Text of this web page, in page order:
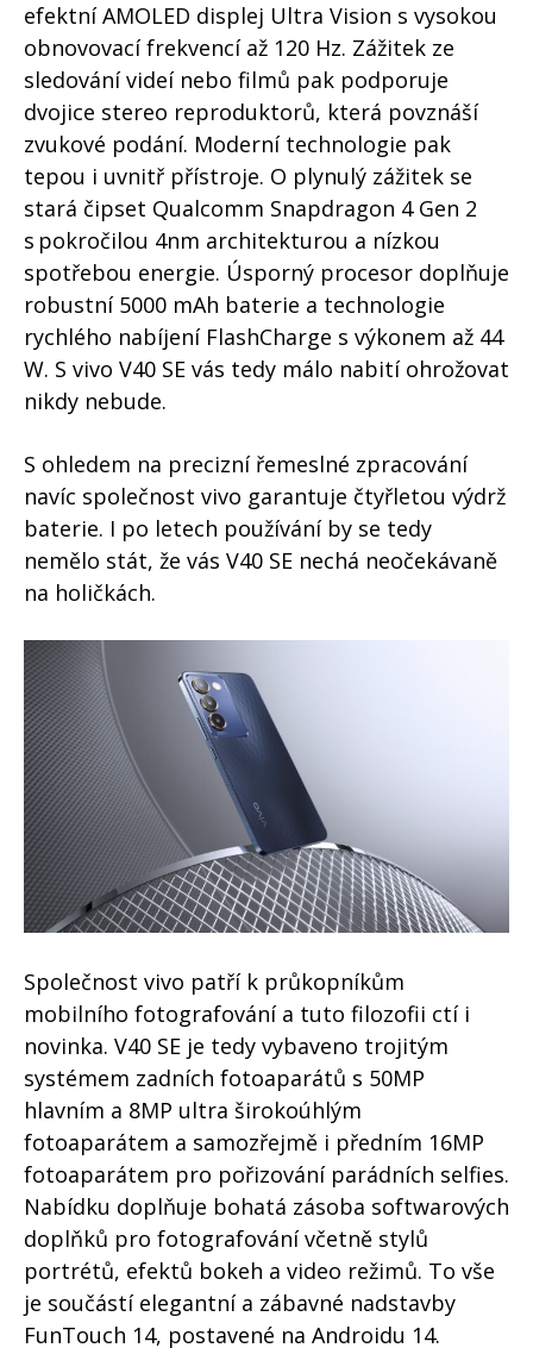
efektní AMOLED displej Ultra Vision s vysokou
obnovovací frekvencí až 120 Hz. Zážitek ze
sledování videí nebo filmů pak podporuje
dvojice stereo reproduktorů, která povznáší
zvukové podání. Moderní technologie pak
tepou i uvnitř přístroje. O plynulý zážitek se
stará čipset Qualcomm Snapdragon 4 Gen 2
s pokročilou 4nm architekturou a nízkou
spotřebou energie. Úsporný procesor doplňuje
robustní 5000 mAh baterie a technologie
rychlého nabíjení FlashCharge s výkonem až 44
W. S vivo V40 SE vás tedy málo nabití ohrožovat
nikdy nebude.
S ohledem na precizní řemeslné zpracování
navíc společnost vivo garantuje čtyřletou výdrž
baterie. I po letech používání by se tedy
nemělo stát, že vás V40 SE nechá neočekávaně
na holičkách.
Společnost vivo patří k průkopníkům
mobilního fotografování a tuto filozofii ctí i
novinka. V40 SE je tedy vybaveno trojitým
systémem zadních fotoaparátů s 50MP
hlavním a 8MP ultra širokoúhlým
fotoaparátem a samozřejmě i předním 16MP
fotoaparátem pro pořizování parádních selfies.
Nabídku doplňuje bohatá zásoba softwarových
doplňků pro fotografování včetně stylů
portrétů, efektů bokeh a video režimů. To vše
je součástí elegantní a zábavné nadstavby
FunTouch 14, postavené na Androidu 14.